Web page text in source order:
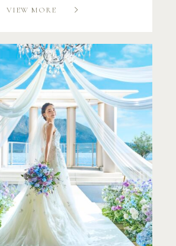
VIEW MORE